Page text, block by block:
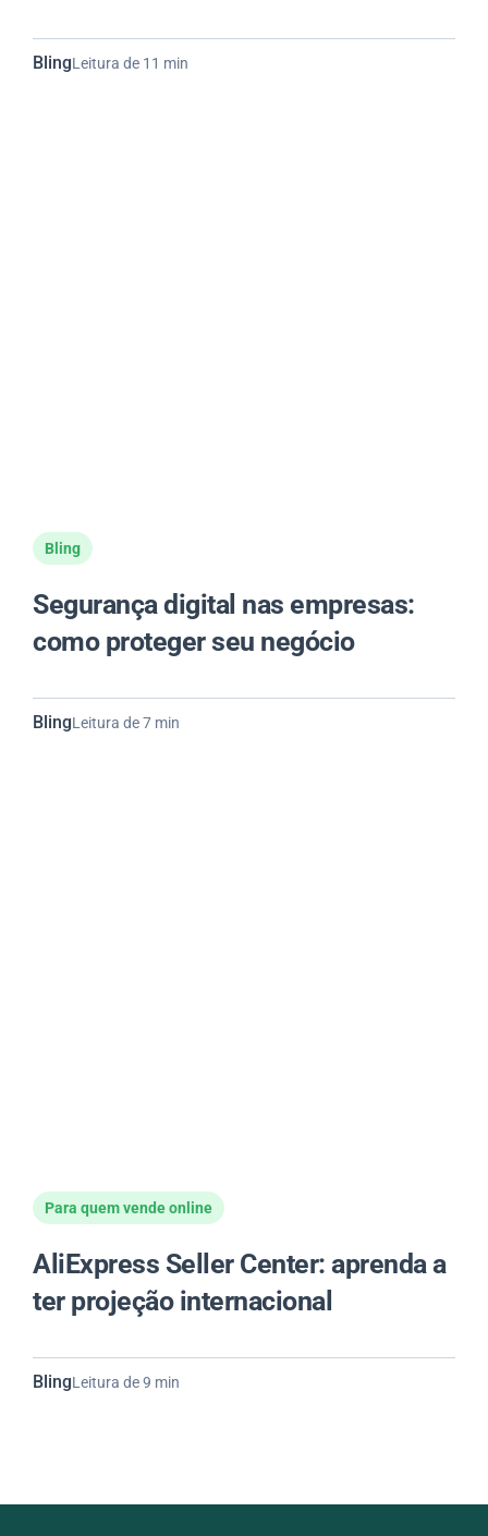
BlingLeitura de 11 min
Bling
Segurança digital nas empresas:
como proteger seu negócio
BlingLeitura de 7 min
Para quem vende online
AliExpress Seller Center: aprenda a
ter projeção internacional
BlingLeitura de 9 min